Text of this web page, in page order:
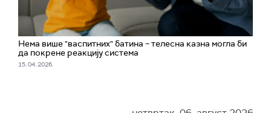
Нема више "васпитних" батина – телесна казна могла би
да покрене реакцију система
15. 04. 2026.